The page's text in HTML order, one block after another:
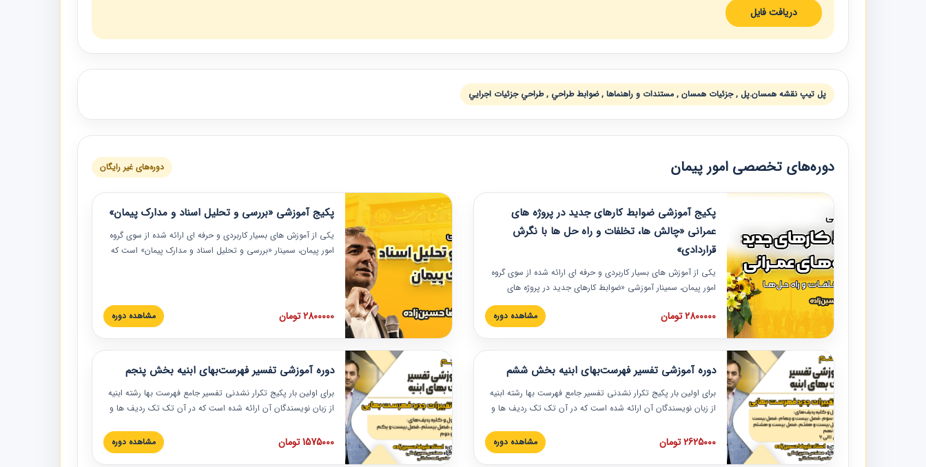
دریافت فایل
پل تيپ نقشه همسان.پل , جزئيات همسان , مستندات و راهنماها , ضوابط طراحي , طراحي جزئيات اجرايي
دوره‌های تخصصی امور پیمان دوره‌های غیر رایگان
پکیج آموزشی ضوابط کارهای جدید در پروژه های
عمرانی «چالش ها، تخلفات و راه حل ها با نگرش
قراردادی»
یکی از آموزش‏‏‏‏‏‏ های بسیار کاربردی و حرفه‏ ای ارائه شده از سوی گروه
امور پیمان، سمینار آموزشی «ضوابط کارهای جدید در پروژه های
عمرانی» چالش ها، تخلفات و راه حل ها با نگرش قراردادی است که
در محل سندیکای شرکت های ساختمانی کشور ارائه شد. در این
به همراه تجربیات عملی ارائه شده است.
2800000 تومان مشاهده دوره
پکیج آموزشی «بررسی و تحلیل اسناد و مدارک پیمان»
یکی از آموزش‏‏‏‏‏‏ های بسیار کاربردی و حرفه‏ ای ارائه شده از سوی گروه
امور پیمان، سمینار «بررسی و تحلیل اسناد و مدارک پیمان» است که
عملی در این خصوص ارائه شده است.
2800000 تومان مشاهده دوره
دوره آموزشی تفسیر فهرست‌بهای ابنیه بخش ششم
برای اولین بار پکیج تکرار نشدنی تفسیر جامع فهرست بها رشته ابنیه
از زبان نویسندگان آن ارائه شده است که در آن تک تک ردیف ها و
تصویری بوده و به همراه تصاویر عملیات اجرایی مرتبط با ردیف های
فهرست بها ارائه شده است. این دوره با کلام مهندس
2625000 تومان مشاهده دوره
دوره آموزشی تفسیر فهرست‌بهای ابنیه بخش پنجم
برای اولین بار پکیج تکرار نشدنی تفسیر جامع فهرست بها رشته ابنیه
از زبان نویسندگان آن ارائه شده است که در آن تک تک ردیف ها و
تصویری بوده و به همراه تصاویر عملیات اجرایی مرتبط با ردیف های
فهرست بها ارائه شده است. این دوره با کلام مهندس
1575000 تومان مشاهده دوره